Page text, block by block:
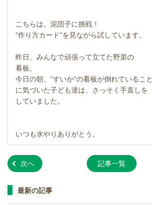
こちらは、泥団子に挑戦！
”作り方カード”を見ながら試しています。
昨日、みんなで頑張って立てた野菜の
看板。
今日の朝、”すいか”の看板が倒れていること
に気づいた子ども達は、さっそく手直しを
していました。
いつも水やりありがとう。
記事一覧
»
次へ »
最新の記事